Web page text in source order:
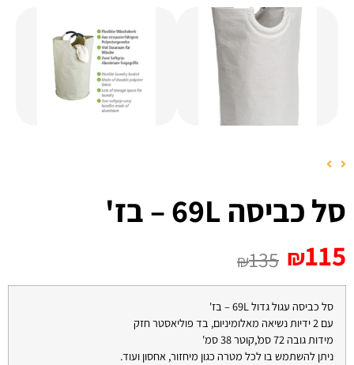
סל כביסה 69L – בז'
₪115
₪135
סל כביסה עגול גדול 69L – בז'
עם 2 ידיות נשיאה מאלומיניום, בד פוליאסטר חזק
מידות גובה 72 סמ',קוטר 38 סמ'
ניתן להשתמש בו לכל מטרה כגון מיחזור, אחסון ועוד.